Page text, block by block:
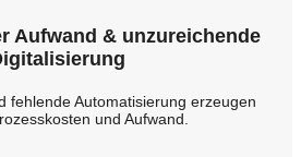
Aufwand & unzureichende
fehlende Automatisierung erzeugen
und Aufwand.